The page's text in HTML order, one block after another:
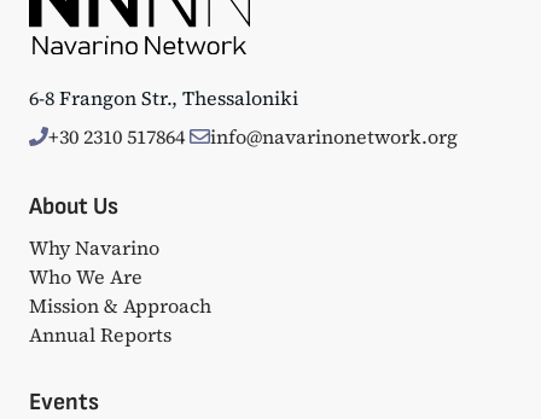
6-8 Frangon Str., Thessaloniki
+30 2310 517864
info@navarinonetwork.org
About Us
Why Navarino
Who We Are
Mission & Approach
Annual Reports
Events